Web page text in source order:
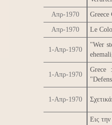
Απρ-1970
Απρ-1970 Le
1-Απρ-1970
"Wer
1-Απρ-1970
Grece
1-Απρ-1970
Εις